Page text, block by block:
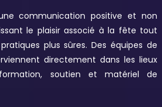
communication positive et non
le plaisir associé à la fête tout
plus sûres. Des équipes de
directement dans les lieux
soutien et matériel de